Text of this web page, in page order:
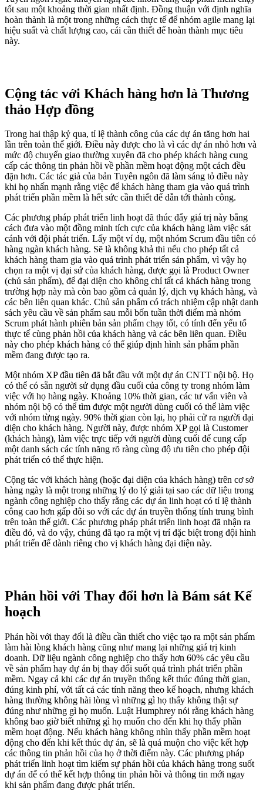
tốt sau một khoảng thời gian nhất định. Đồng thuận với định nghĩa
hoàn thành là một trong những cách thực tế để nhóm agile mang lại
hiệu suất và chất lượng cao, cái cần thiết để hoàn thành mục tiêu
này.
Cộng tác với Khách hàng hơn là Thương
thảo Hợp đồng
Trong hai thập kỷ qua, tỉ lệ thành công của các dự án tăng hơn hai
lần trên toàn thế giới. Điều này được cho là vì các dự án nhỏ hơn và
mức độ chuyển giao thường xuyên đã cho phép khách hàng cung
cấp các thông tin phản hồi về phần mềm hoạt động một cách đều
đặn hơn. Các tác giả của bản Tuyên ngôn đã làm sáng tỏ điều này
khi họ nhấn mạnh rằng việc để khách hàng tham gia vào quá trình
phát triển phần mềm là hết sức cần thiết để dẫn tới thành công.
Các phương pháp phát triển linh hoạt đã thúc đẩy giá trị này bằng
cách đưa vào một đồng minh tích cực của khách hàng làm việc sát
cánh với đội phát triển. Lấy một ví dụ, một nhóm Scrum đầu tiên có
hàng ngàn khách hàng. Sẽ là không khả thi nếu cho phép tất cả
khách hàng tham gia vào quá trình phát triển sản phẩm, vì vậy họ
chọn ra một vị đại sứ của khách hàng, được gọi là Product Owner
(chủ sản phẩm), để đại diện cho không chỉ tất cả khách hàng trong
trường hợp này mà còn bao gồm cả quản lý, dịch vụ khách hàng, và
các bên liên quan khác. Chủ sản phẩm có trách nhiệm cập nhật danh
sách yêu cầu về sản phẩm sau mỗi bốn tuần thời điểm mà nhóm
Scrum phát hành phiên bản sản phẩm chạy tốt, có tính đến yếu tố
thực tế cùng phản hồi của khách hàng và các bên liên quan. Điều
này cho phép khách hàng có thể giúp định hình sản phẩm phần
mềm đang được tạo ra.
Một nhóm XP đầu tiên đã bắt đầu với một dự án CNTT nội bộ. Họ
có thể có sẵn người sử dụng đầu cuối của công ty trong nhóm làm
việc với họ hàng ngày. Khoảng 10% thời gian, các tư vấn viên và
nhóm nội bộ có thể tìm được một người dùng cuối có thể làm việc
với nhóm từng ngày. 90% thời gian còn lại, họ phải cử ra người đại
diện cho khách hàng. Người này, được nhóm XP gọi là Customer
(khách hàng), làm việc trực tiếp với người dùng cuối để cung cấp
một danh sách các tính năng rõ ràng cùng độ ưu tiên cho phép đội
phát triển có thể thực hiện.
Cộng tác với khách hàng (hoặc đại diện của khách hàng) trên cơ sở
hàng ngày là một trong những lý do lý giải tại sao các dữ liệu trong
ngành công nghiệp cho thấy rằng các dự án linh hoạt có tỉ lệ thành
công cao hơn gấp đôi so với các dự án truyền thống tính trung bình
trên toàn thế giới. Các phương pháp phát triển linh hoạt đã nhận ra
điều đó, và do vậy, chúng đã tạo ra một vị trí đặc biệt trong đội hình
phát triển để dành riêng cho vị khách hàng đại diện này.
Phản hồi với Thay đổi hơn là Bám sát Kế
hoạch
Phản hồi với thay đổi là điều cần thiết cho việc tạo ra một sản phẩm
làm hài lòng khách hàng cũng như mang lại những giá trị kinh
doanh. Dữ liệu ngành công nghiệp cho thấy hơn 60% các yêu cầu
về sản phẩm hay dự án bị thay đổi suốt quá trình phát triển phần
mềm. Ngay cả khi các dự án truyền thống kết thúc đúng thời gian,
đúng kinh phí, với tất cả các tính năng theo kế hoạch, nhưng khách
hàng thường không hài lòng vì những gì họ thấy không thật sự
đúng như những gì họ muốn. Luật Humphrey nói rằng khách hàng
không bao giờ biết những gì họ muốn cho đến khi họ thấy phần
mềm hoạt động. Nếu khách hàng không nhìn thấy phần mềm hoạt
động cho đến khi kết thúc dự án, sẽ là quá muộn cho việc kết hợp
các thông tin phản hồi của họ ở thời điểm này. Các phương pháp
phát triển linh hoạt tìm kiếm sự phản hồi của khách hàng trong suốt
dự án để có thể kết hợp thông tin phản hồi và thông tin mới ngay
khi sản phẩm đang được phát triển.